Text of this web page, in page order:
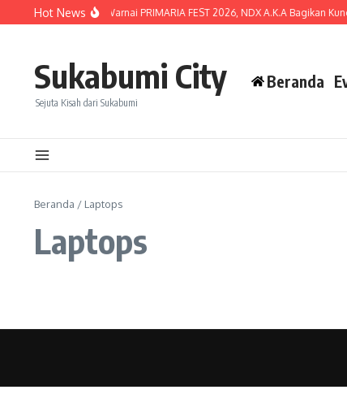
Lewati ke konten
Hot News
Lautan Penonton Warnai PRIMARIA FEST 2026, NDX A.K.A Bagikan
Sukabumi City
Sejuta Kisah dari Sukabumi
Beranda
Beranda / Laptops
Laptops